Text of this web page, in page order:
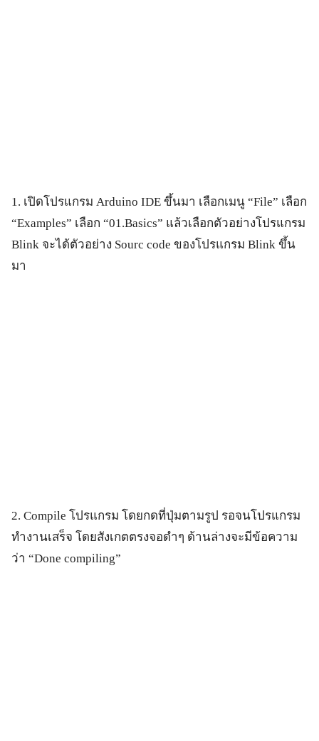
1. เปิดโปรแกรม Arduino IDE ขึ้นมา เลือกเมนู “File” เลือก
“Examples” เลือก “01.Basics” แล้วเลือกตัวอย่างโปรแกรม
Blink จะได้ตัวอย่าง Sourc code ของโปรแกรม Blink ขึ้น
มา
2. Compile โปรแกรม โดยกดที่ปุ่มตามรูป รอจนโปรแกรม
ทำงานเสร็จ โดยสังเกตตรงจอดำๆ ด้านล่างจะมีข้อความ
ว่า “Done compiling”